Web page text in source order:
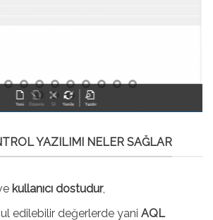
YAZILIMI NELER SAĞLAR
kullanıcı dostudur,
edilebilir değerlerde yani AQL